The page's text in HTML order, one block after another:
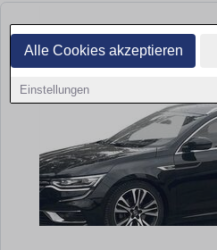
Alle Cookies akzeptieren
Einstellungen